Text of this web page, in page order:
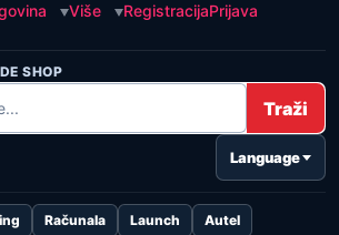
Više RegistracijaPrijava
SHOP
Traži
Language
Računala Launch
Autel